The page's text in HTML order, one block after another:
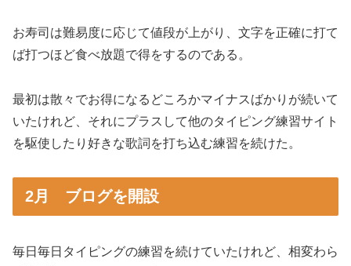
お寿司は難易度に応じて値段が上がり、文字を正確に打て
ば打つほど食べ放題で得をするのである。
最初は散々でお得になるどころかマイナスばかりが続いて
いたけれど、それにプラスして他のタイピング練習サイト
を駆使したり好きな歌詞を打ち込む練習を続けた。
2月 ブログを開設
毎日毎日タイピングの練習を続けていたけれど、相変わら